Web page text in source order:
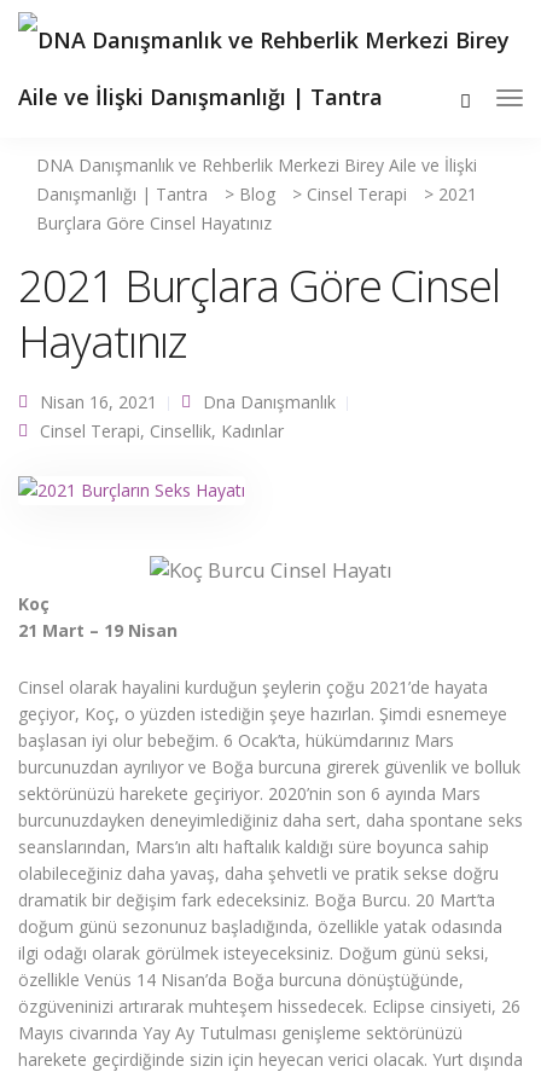
DNA Danışmanlık ve Rehberlik Merkezi Birey Aile ve İlişki
Danışmanlığı | Tantra
> Blog > Cinsel Terapi > 2021
Burçlara Göre Cinsel Hayatınız
2021 Burçlara Göre Cinsel
Hayatınız
Nisan 16, 2021
Dna Danışmanlık
Cinsel Terapi, Cinsellik, Kadınlar
Koç
21 Mart – 19 Nisan
Cinsel olarak hayalini kurduğun şeylerin çoğu 2021’de hayata
geçiyor, Koç, o yüzden istediğin şeye hazırlan. Şimdi esnemeye
başlasan iyi olur bebeğim. 6 Ocak’ta, hükümdarınız Mars
burcunuzdan ayrılıyor ve Boğa burcuna girerek güvenlik ve bolluk
sektörünüzü harekete geçiriyor. 2020’nin son 6 ayında Mars
burcunuzdayken deneyimlediğiniz daha sert, daha spontane seks
seanslarından, Mars’ın altı haftalık kaldığı süre boyunca sahip
olabileceğiniz daha yavaş, daha şehvetli ve pratik sekse doğru
dramatik bir değişim fark edeceksiniz. Boğa Burcu. 20 Mart’ta
doğum günü sezonunuz başladığında, özellikle yatak odasında
ilgi odağı olarak görülmek isteyeceksiniz. Doğum günü seksi,
özellikle Venüs 14 Nisan’da Boğa burcuna dönüştüğünde,
özgüveninizi artırarak muhteşem hissedecek. Eclipse cinsiyeti, 26
Mayıs civarında Yay Ay Tutulması genişleme sektörünüzü
harekete geçirdiğinde sizin için heyecan verici olacak. Yurt dışında